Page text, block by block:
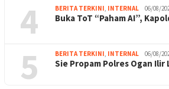
4 BERITA TERKINI, INTERNAL 06/08/
Buka ToT “Paham AI”,
5 BERITA TERKINI, INTERNAL 06/08/
Sie Propam Polres Ogan Ilir